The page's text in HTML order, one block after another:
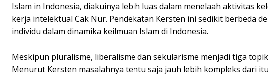
Islam in Indonesia, diakuinya lebih luas dalam menelaah aktivitas
kerja intelektual Cak Nur. Pendekatan Kersten ini sedikit berbeda
individu dalam dinamika keilmuan Islam di Indonesia.
Meskipun pluralisme, liberalisme dan sekularisme menjadi tiga
Menurut Kersten masalahnya tentu saja jauh lebih kompleks dari